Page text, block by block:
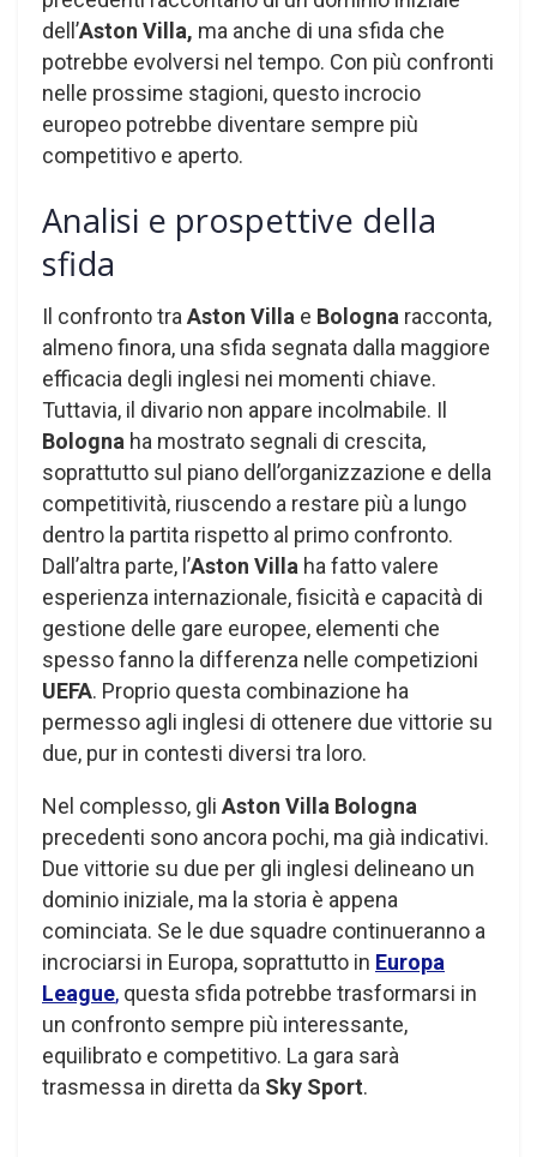
dell’Aston Villa, ma anche di una sfida che
potrebbe evolversi nel tempo. Con più confronti
nelle prossime stagioni, questo incrocio
europeo potrebbe diventare sempre più
competitivo e aperto.
Analisi e prospettive della
sfida
Il confronto traAston Villa e Bologna racconta,
almeno finora, una sfida segnata dalla maggiore
efficacia degli inglesi nei momenti chiave.
Tuttavia, il divario non appare incolmabile. Il
Bologna ha mostrato segnali di crescita,
soprattutto sul piano dell’organizzazione e della
competitività, riuscendo a restare più a lungo
dentro la partita rispetto al primo confronto.
Dall’altra parte, l’Aston Villa ha fatto valere
esperienza internazionale, fisicità e capacità di
gestione delle gare europee, elementi che
spesso fanno la differenza nelle competizioni
UEFA. Proprio questa combinazione ha
permesso agli inglesi di ottenere due vittorie su
due, pur in contesti diversi tra loro.
Nel complesso, gli Aston Villa Bologna
precedenti sono ancora pochi, ma già indicativi.
Due vittorie su due per gli inglesi delineano un
dominio iniziale, ma la storia è appena
cominciata. Se le due squadre continueranno a
incrociarsi in Europa, soprattutto in Europa
League, questa sfida potrebbe trasformarsi in
un confronto sempre più interessante,
equilibrato e competitivo. La gara sarà
trasmessa in diretta da Sky Sport.